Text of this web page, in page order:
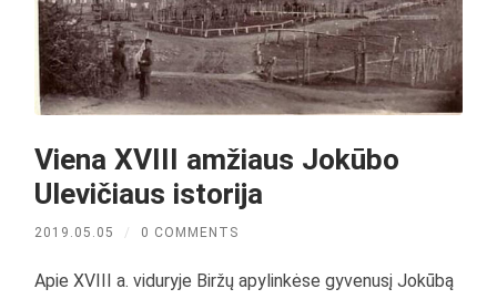
Viena XVIII amžiaus Jokūbo
Ulevičiaus istorija
2019.05.05 / 0 COMMENTS
Apie XVIII a. viduryje Biržų apylinkėse gyvenusį Jokūbą